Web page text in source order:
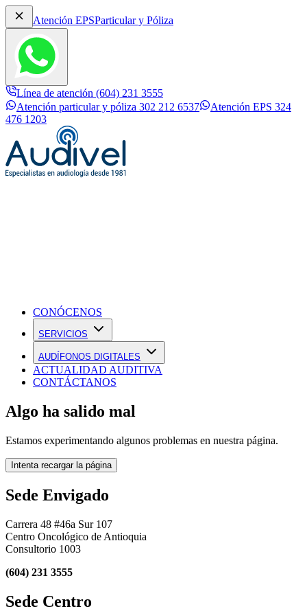
Atención EPSParticular y Póliza
Línea de atención (604) 231 3555
Atención particular y póliza 302 212 6537
Atención EPS 324
476 1203
Contáctanos
CONÓCENOS
SERVICIOS
AUDÍFONOS DIGITALES
ACTUALIDAD AUDITIVA
CONTÁCTANOS
Algo ha salido mal
Estamos experimentando algunos problemas en nuestra página.
Intenta recargar la página
Sede Envigado
Carrera 48 #46a Sur 107
Centro Oncológico de Antioquia
Consultorio 1003
(604) 231 3555
Sede Centro